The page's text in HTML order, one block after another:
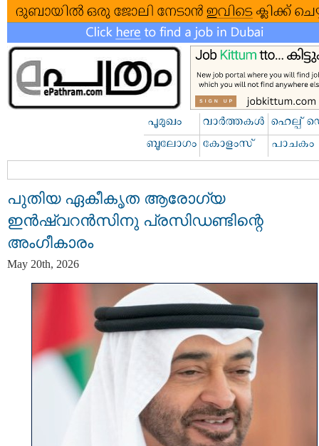
പുതിയ ഏകീകൃത ആരോഗ്യ
ഇൻഷ്വറൻസിനു പ്രസിഡണ്ടിന്റെ
അംഗീകാരം
May 20th, 2026